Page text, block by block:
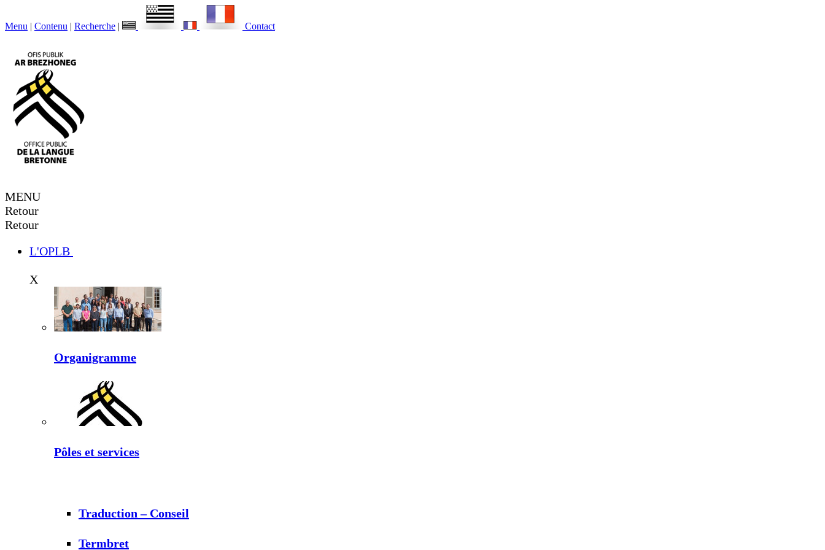
Menu | Contenu | Recherche | Contact
MENU
Retour
Retour
L'OPLB
X
Organigramme
Pôles et services
Traduction – Conseil
Termbret